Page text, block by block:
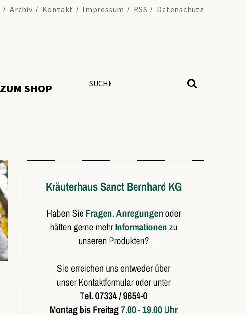
Archiv Kontakt Impressum RSS Datenschutz
ZUM SHOP